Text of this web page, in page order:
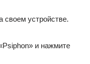
своем устройстве.
и нажмите